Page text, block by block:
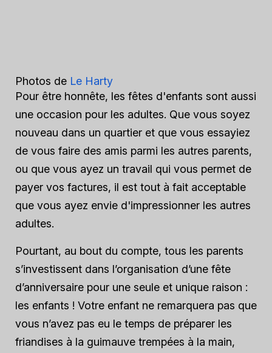
Photos de Le Harty
Pour être honnête, les fêtes d'enfants sont aussi
une occasion pour les adultes. Que vous soyez
nouveau dans un quartier et que vous essayiez
de vous faire des amis parmi les autres parents,
ou que vous ayez un travail qui vous permet de
payer vos factures, il est tout à fait acceptable
que vous ayez envie d'impressionner les autres
adultes.
Pourtant, au bout du compte, tous les parents
s’investissent dans l’organisation d’une fête
d’anniversaire pour une seule et unique raison :
les enfants ! Votre enfant ne remarquera pas que
vous n’avez pas eu le temps de préparer les
friandises à la guimauve trempées à la main,